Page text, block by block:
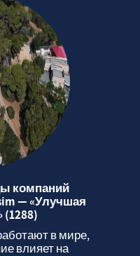
компаний
— «Улучшая
в мире,
влияет на...